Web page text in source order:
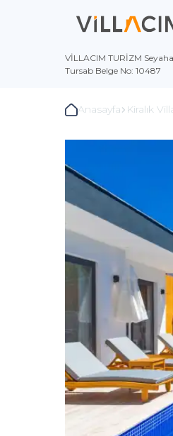
VİLLACIM TURİZM
Tursab Belge No: 10487
Anasayfa Kiralık